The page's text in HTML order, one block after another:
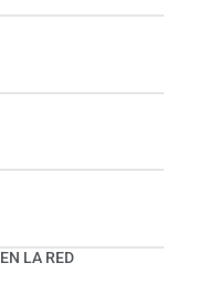
LA RED